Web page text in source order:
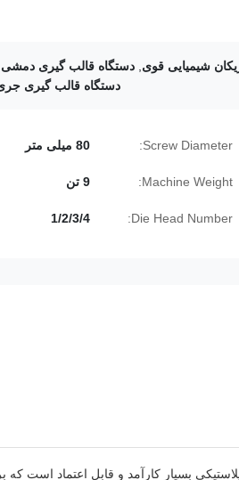
شیمیایی قوی, دستگاه قالب گیری دمشی
دستگاه قالب گیری جری کان
Screw Diameter: 80 میلی متر
Machine Weight: 9 تن
Die Head Number:
1/2/3/4
بسیار کارآمد و قابل اعتماد است که